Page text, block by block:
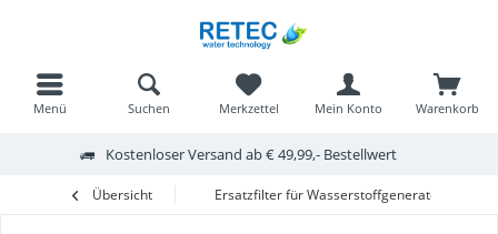
Kostenloser Versand ab € 49,99,- Bestellwert
Menü Warenkorb
Merkzettel Mein Konto
Suchen
Übersicht Ersatzfilter für Wasserstoffgenerator